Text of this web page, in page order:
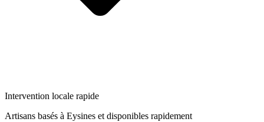
Intervention locale rapide
Artisans basés à Eysines et disponibles rapidement